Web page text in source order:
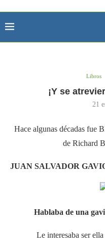
Libros
¡Y se
21
Hace algunas décadas fue
de Richard
JUAN SALVADOR
Hablaba de una
Le interesaba ser